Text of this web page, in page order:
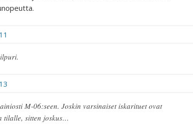
M-06:seen. Joskin varsinaiset iskarituet ovat
tilalle, sitten joskus…